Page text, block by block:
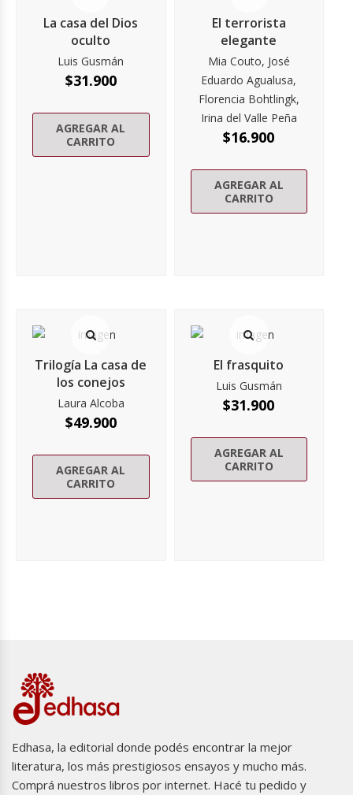
La casa del Dios
oculto
Luis Gusmán
$31.900
AGREGAR AL
CARRITO
El terrorista
elegante
Mia Couto, José
Eduardo Agualusa,
Florencia Bohtlingk,
Irina del Valle Peña
$16.900
AGREGAR AL
CARRITO
Trilogía La casa de
los conejos
Laura Alcoba
$49.900
AGREGAR AL
CARRITO
El frasquito
Luis Gusmán
$31.900
AGREGAR AL
CARRITO
Edhasa, la editorial donde podés encontrar la mejor
literatura, los más prestigiosos ensayos y mucho más.
Comprá nuestros libros por internet. Hacé tu pedido y